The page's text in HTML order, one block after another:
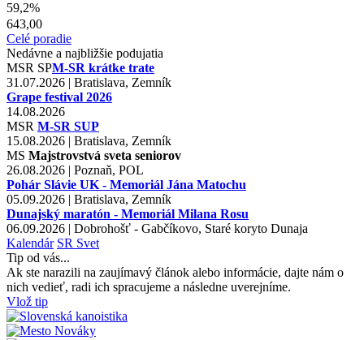
59,2%
643,00
Celé poradie
Nedávne a najbližšie podujatia
MSR SPM-SR krátke trate
31.07.2026 | Bratislava, Zemník
Grape festival 2026
14.08.2026
MSR M-SR SUP
15.08.2026 | Bratislava, Zemník
MS Majstrovstvá sveta seniorov
26.08.2026 | Poznaň, POL
Pohár Slávie UK - Memoriál Jána Matochu
05.09.2026 | Bratislava, Zemník
Dunajský maratón - Memoriál Milana Rosu
06.09.2026 | Dobrohošť - Gabčíkovo, Staré koryto Dunaja
Kalendár SR Svet
Tip od vás...
Ak ste narazili na zaujímavý článok alebo informácie, dajte nám o
nich vedieť, radi ich spracujeme a následne uverejníme.
Vlož tip